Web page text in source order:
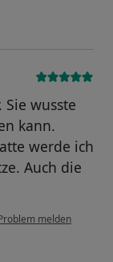
wusste
kann.
werde ich
Auch die
melden